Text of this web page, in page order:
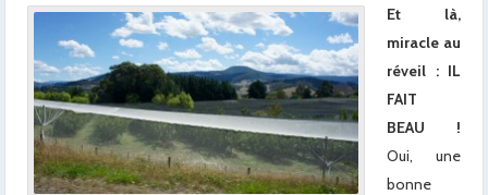
Et là,
miracle au
réveil : IL
FAIT
BEAU !
Oui, une
bonne